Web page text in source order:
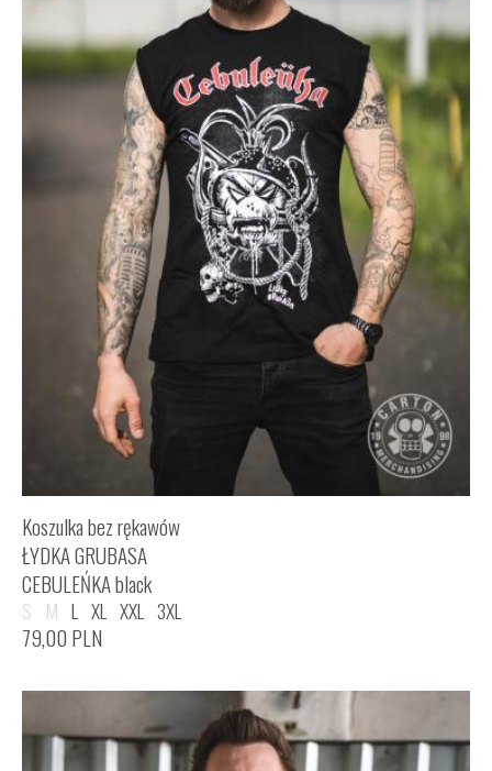
Koszulka bez rękawów
ŁYDKA GRUBASA
CEBULEŃKA black
S M L XL XXL 3XL
79,00 PLN